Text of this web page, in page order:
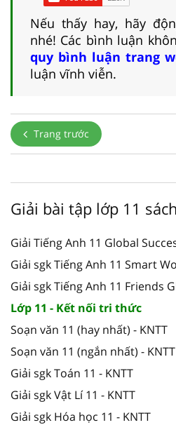
Nếu thấy hay, hãy
nhé! Các bình luận
quy bình luận trang
luận vĩnh viễn.
Trang trước
Giải bài tập lớp 11
Giải Tiếng Anh 11 Global
Giải sgk Tiếng Anh 11 Smart
Giải sgk Tiếng Anh 11 Friends
Lớp 11 - Kết nối tri thức
Soạn văn 11 (hay nhất) - KNTT
Soạn văn 11 (ngắn nhất) - KNTT
Giải sgk Toán 11 - KNTT
Giải sgk Vật Lí 11 - KNTT
Giải sgk Hóa học 11 - KNTT